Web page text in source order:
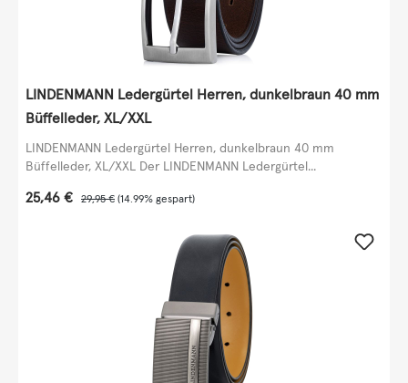
LINDENMANN Ledergürtel Herren, dunkelbraun 40 mm
Büffelleder, XL/XXL
LINDENMANN Ledergürtel Herren, dunkelbraun 40 mm
Büffelleder, XL/XXL Der LINDENMANN Ledergürtel...
Verkaufspreis:
25,46 € Regulärer Preis:
29,95 € (14.99% gespart)